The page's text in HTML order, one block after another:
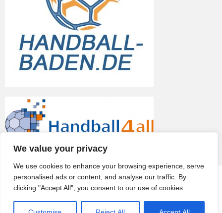
We value your privacy
We use cookies to enhance your browsing experience, serve
personalised ads or content, and analyse our traffic. By
clicking "Accept All", you consent to our use of cookies.
Impressum & Datenschutz
Datenschutzerklärung